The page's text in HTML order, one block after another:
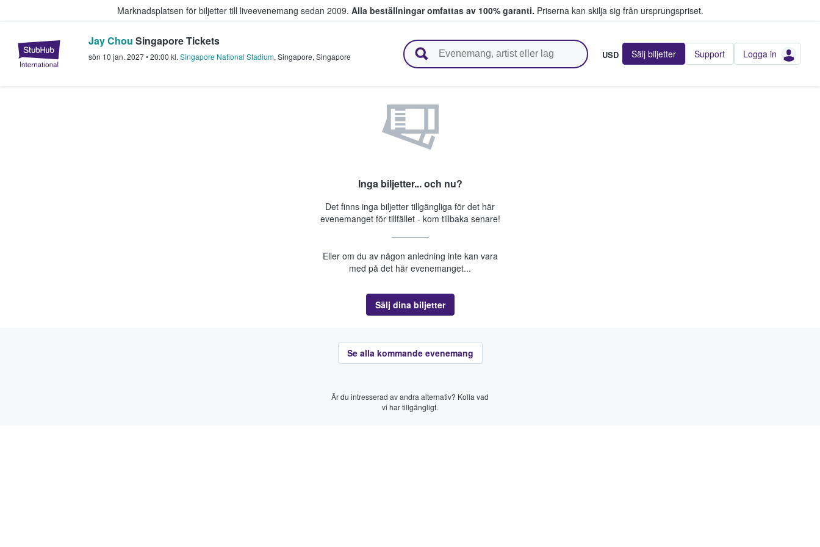
Marknadsplatsen för biljetter till liveevenemang sedan 2009. Alla beställningar omfattas av 100% garanti. Priserna kan skilja sig från ursprungspriset.
StubHub – där fans köper och säljer biljetter.
Jay Chou Singapore Tickets
sön 10 jan. 2027•20:00 kl. Singapore National Stadium, Singapore, Singapore USD Sälj biljetter Support Logga in
Inga biljetter... och nu?
Det finns inga biljetter tillgängliga för det här
evenemanget för tillfället - kom tillbaka senare!
Eller om du av någon anledning inte kan vara
med på det här evenemanget...
Sälj dina biljetter
Se alla kommande evenemang
Är du intresserad av andra alternativ? Kolla vad
vi har tillgängligt.